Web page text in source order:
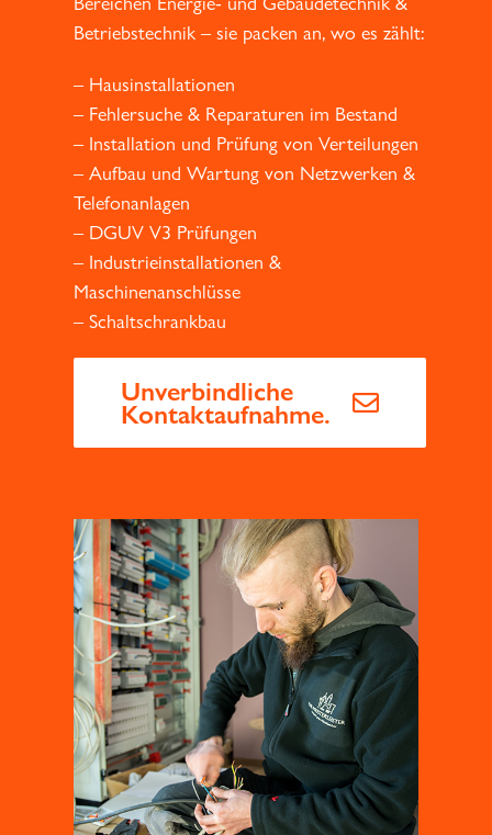
Betriebstechnik – sie packen an, wo es zählt:
– Hausinstallationen
– Fehlersuche & Reparaturen im Bestand
– Installation und Prüfung von Verteilungen
– Aufbau und Wartung von Netzwerken &
Telefonanlagen
– DGUV V3 Prüfungen
– Industrieinstallationen &
Maschinenanschlüsse
– Schaltschrankbau
Unverbindliche
Kontaktaufnahme.